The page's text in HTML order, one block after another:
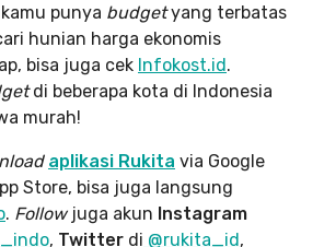
punya budgetyang terbatas
hunian harga ekonomis
bisa juga cek Infokost.id.
di beberapa kota di Indonesia
murah!
aplikasi Rukita via Google
Store, bisa juga langsung
. Followjuga akun Instagram
, Twitter di @rukita_id,